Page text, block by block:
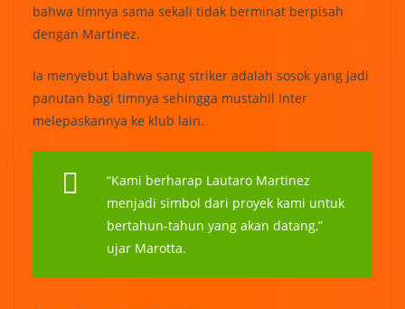
bahwa timnya sama sekali tidak berminat berpisah
dengan Martinez.
Ia menyebut bahwa sang striker adalah sosok yang jadi
panutan bagi timnya sehingga mustahil Inter
melepaskannya ke klub lain.
“Kami berharap Lautaro Martinez
menjadi simbol dari proyek kami untuk
bertahun-tahun yang akan datang,”
ujar Marotta.